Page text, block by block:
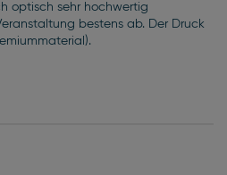
optisch sehr hochwertig
bestens ab. Der Druck